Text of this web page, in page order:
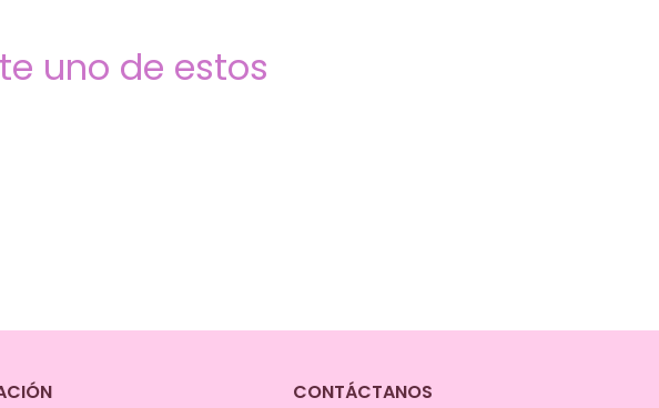
uno de estos
CONTÁCTANOS